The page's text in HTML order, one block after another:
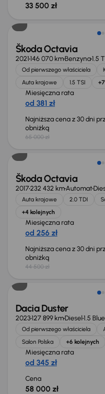
33 500 zł
Taniej o 1 000 zł
Škoda Octavia
2021146 070 kmBenzyna1.5
Od pierwszego właściciela
Auta krajowe
1.5 TSI
Miesięczna rata
od 381 zł
Najniższa cena z 30 dni
obniżką
65 000 zł
Taniej o 1 500 zł
Škoda Octavia
2017232 432 kmAutomat
Auta krajowe 2.0 TDI
+4 kolejnych
Miesięczna rata
od 256 zł
Najniższa cena z 30 dni
obniżką
44 500 zł
Możliwość odliczenia VAT
Dacia Duster
2023127 899 kmDiesel1.5
Od pierwszego właściciela
Salon Polska
+6 kolejnych
Miesięczna rata
od 345 zł
Cena
58 000 zł